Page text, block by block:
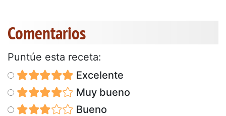
Comentarios
Puntúe esta receta:
Excelente
Muy bueno
Bueno